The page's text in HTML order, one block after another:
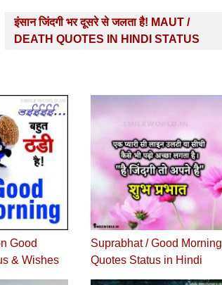
इंसान जिंदगी भर दूसरे से जलता है! MAUT /
DEATH QUOTES IN HINDI STATUS
Good
& Wishes
Suprabhat / Good Morning
Quotes Status in Hindi